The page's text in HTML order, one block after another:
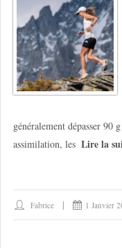
généralement dépasser 90
assimilation, les Lire la
Fabrice 1 Janvier